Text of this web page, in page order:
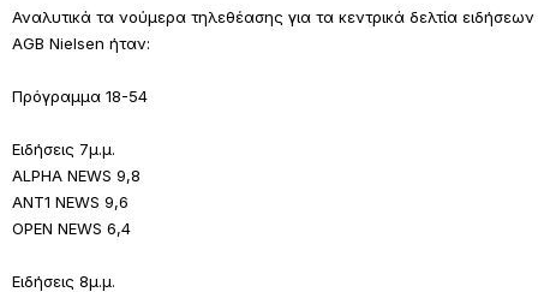
Αναλυτικά τα νούμερα τηλεθέασης για τα κεντρικά δελτία
AGB Nielsen ήταν:
Πρόγραμμα 18-54
Ειδήσεις 7μ.μ.
ALPHA NEWS 9,8
ΑΝΤ1 NEWS 9,6
OPEN NEWS 6,4
Ειδήσεις 8μ.μ.